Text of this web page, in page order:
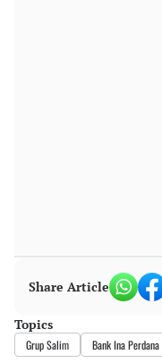
Share Article
Topics
Grup Salim Bank Ina Perdana